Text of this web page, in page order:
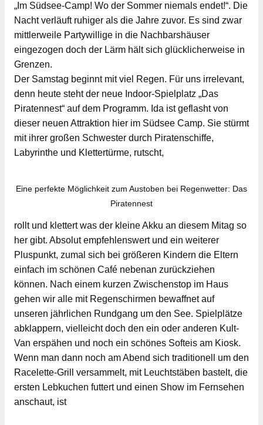
„Im Südsee-Camp! Wo der Sommer niemals endet!“. Die
Nacht verläuft ruhiger als die Jahre zuvor. Es sind zwar
mittlerweile Partywillige in die Nachbarshäuser
eingezogen doch der Lärm hält sich glücklicherweise in
Grenzen.
Der Samstag beginnt mit viel Regen. Für uns irrelevant,
denn heute steht der neue Indoor-Spielplatz „Das
Piratennest“ auf dem Programm. Ida ist geflasht von
dieser neuen Attraktion hier im Südsee Camp. Sie stürmt
mit ihrer großen Schwester durch Piratenschiffe,
Labyrinthe und Klettertürme, rutscht,
Eine perfekte Möglichkeit zum Austoben bei Regenwetter: Das
Piratennest
rollt und klettert was der kleine Akku an diesem Mitag so
her gibt. Absolut empfehlenswert und ein weiterer
Pluspunkt, zumal sich bei größeren Kindern die Eltern
einfach im schönen Café nebenan zurückziehen
können. Nach einem kurzen Zwischenstop im Haus
gehen wir alle mit Regenschirmen bewaffnet auf
unseren jährlichen Rundgang um den See. Spielplätze
abklappern, vielleicht doch den ein oder anderen Kult-
Van erspähen und noch ein schönes Softeis am Kiosk.
Wenn man dann noch am Abend sich traditionell um den
Racelette-Grill versammelt, mit Leuchtstäben bastelt, die
ersten Lebkuchen futtert und einen Show im Fernsehen
anschaut, ist